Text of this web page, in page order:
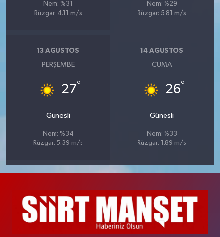
Nem: %31
Rüzgar: 4.11 m/s
Nem: %29
Rüzgar: 5.81 m/s
13 AĞUSTOS
PERŞEMBE
27°
Güneşli
Nem: %34
Rüzgar: 5.39 m/s
14 AĞUSTOS
CUMA
26°
Güneşli
Nem: %33
Rüzgar: 1.89 m/s